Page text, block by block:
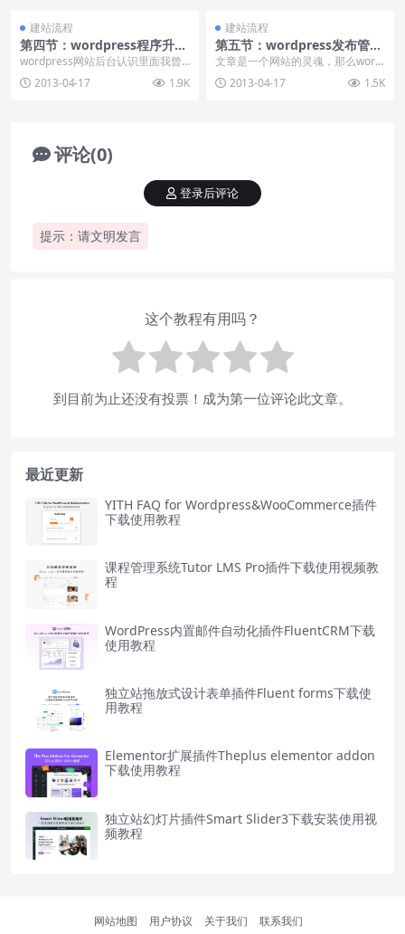
建站流程
第四节：wordpress程序升级
新手教程
wordpress网站后台认识里面我曾
经用图文的形式给大家展示了word
pres...2013-04-17 1.9K
建站流程
第五节：wordpress发布管理
文章
文章是一个网站的灵魂，那么word
press是如果利用简洁的后台编辑框
发布文章的...
2013-04-17 1.5K
评论(0)
提示：请文明发言
登录后评论
这个教程有用吗？
到目前为止还没有投票！成为第一位评论此文章。
最近更新
YITH FAQ for Wordpress&WooCommerce插件
下载使用教程
课程管理系统Tutor LMS Pro插件下载使用视频教
程
WordPress内置邮件自动化插件FluentCRM下载
使用教程
独立站拖放式设计表单插件Fluent forms下载使
用教程
Elementor扩展插件Theplus elementor addon
下载使用教程
独立站幻灯片插件Smart Slider3下载安装使用视
频教程
网站地图 用户协议 关于我们 联系我们